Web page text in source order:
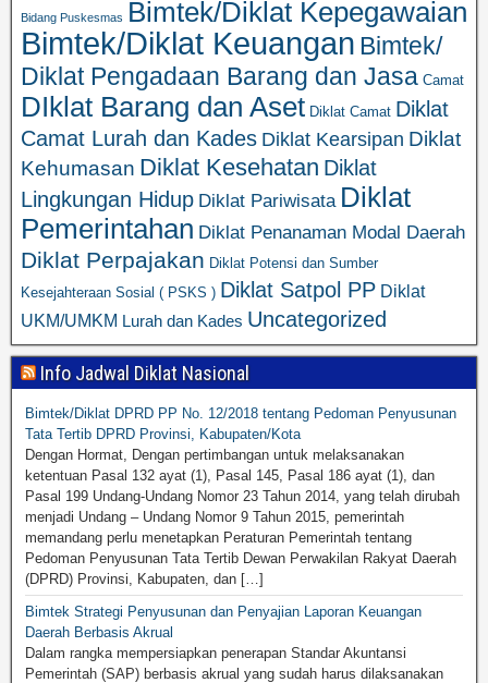
Bidang Puskesmas Bimtek/Diklat Kepegawaian
Bimtek/Diklat Keuangan Bimtek/
Diklat Pengadaan Barang dan Jasa Camat
DIklat Barang dan Aset Diklat Camat Diklat
Camat Lurah dan Kades Diklat Kearsipan Diklat
Kehumasan Diklat Kesehatan Diklat
Lingkungan Hidup Diklat Pariwisata Diklat
Pemerintahan Diklat Penanaman Modal Daerah
Diklat Perpajakan Diklat Potensi dan Sumber
Kesejahteraan Sosial ( PSKS ) Diklat Satpol PP Diklat
UKM/UMKM Lurah dan Kades Uncategorized
Info Jadwal Diklat Nasional
Bimtek/Diklat DPRD PP No. 12/2018 tentang Pedoman Penyusunan
Tata Tertib DPRD Provinsi, Kabupaten/Kota
Dengan Hormat, Dengan pertimbangan untuk melaksanakan
ketentuan Pasal 132 ayat (1), Pasal 145, Pasal 186 ayat (1), dan
Pasal 199 Undang-Undang Nomor 23 Tahun 2014, yang telah dirubah
menjadi Undang – Undang Nomor 9 Tahun 2015, pemerintah
memandang perlu menetapkan Peraturan Pemerintah tentang
Pedoman Penyusunan Tata Tertib Dewan Perwakilan Rakyat Daerah
(DPRD) Provinsi, Kabupaten, dan […]
Bimtek Strategi Penyusunan dan Penyajian Laporan Keuangan
Daerah Berbasis Akrual
Dalam rangka mempersiapkan penerapan Standar Akuntansi
Pemerintah (SAP) berbasis akrual yang sudah harus dilaksanakan